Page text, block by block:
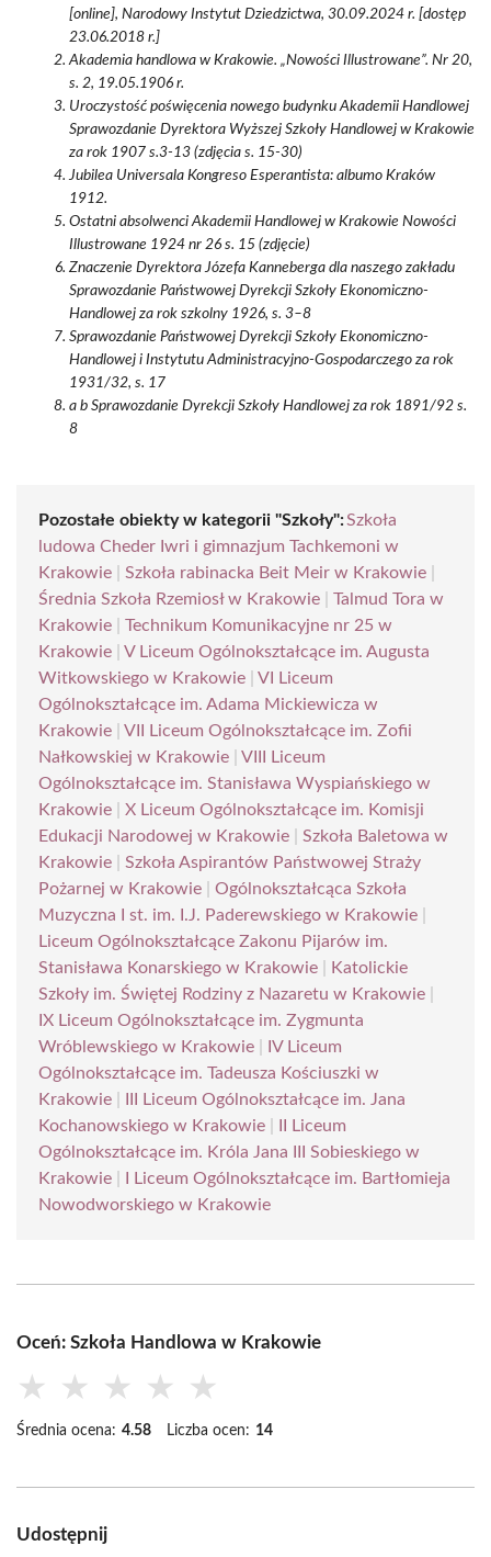
[online], Narodowy Instytut Dziedzictwa, 30.09.2024 r. [dostęp
23.06.2018 r.]
Akademia handlowa w Krakowie. „Nowości Illustrowane”. Nr 20,
s. 2, 19.05.1906 r.
Uroczystość poświęcenia nowego budynku Akademii Handlowej
Sprawozdanie Dyrektora Wyższej Szkoły Handlowej w Krakowie
za rok 1907 s.3-13 (zdjęcia s. 15-30)
Jubilea Universala Kongreso Esperantista: albumo Kraków
1912.
Ostatni absolwenci Akademii Handlowej w Krakowie Nowości
Illustrowane 1924 nr 26 s. 15 (zdjęcie)
Znaczenie Dyrektora Józefa Kanneberga dla naszego zakładu
Sprawozdanie Państwowej Dyrekcji Szkoły Ekonomiczno-
Handlowej za rok szkolny 1926, s. 3–8
Sprawozdanie Państwowej Dyrekcji Szkoły Ekonomiczno-
Handlowej i Instytutu Administracyjno-Gospodarczego za rok
1931/32, s. 17
a b Sprawozdanie Dyrekcji Szkoły Handlowej za rok 1891/92 s.
8
Pozostałe obiekty w kategorii "Szkoły":Szkoła
ludowa Cheder Iwri i gimnazjum Tachkemoni w
Krakowie
Szkoła rabinacka Beit Meir w Krakowie
Średnia Szkoła Rzemiosł w Krakowie
Talmud Tora w
Krakowie
Technikum Komunikacyjne nr 25 w
Krakowie
V Liceum Ogólnokształcące im. Augusta
Witkowskiego w Krakowie
VI Liceum
Ogólnokształcące im. Adama Mickiewicza w
Krakowie
VII Liceum Ogólnokształcące im. Zofii
Nałkowskiej w Krakowie
VIII Liceum
Ogólnokształcące im. Stanisława Wyspiańskiego w
Krakowie
X Liceum Ogólnokształcące im. Komisji
Edukacji Narodowej w Krakowie
Szkoła Baletowa w
Krakowie
Szkoła Aspirantów Państwowej Straży
Pożarnej w Krakowie
Ogólnokształcąca Szkoła
Muzyczna I st. im. I.J. Paderewskiego w Krakowie
Liceum Ogólnokształcące Zakonu Pijarów im.
Stanisława Konarskiego w Krakowie
Katolickie
Szkoły im. Świętej Rodziny z Nazaretu w Krakowie
IX Liceum Ogólnokształcące im. Zygmunta
Wróblewskiego w Krakowie
IV Liceum
Ogólnokształcące im. Tadeusza Kościuszki w
Krakowie
III Liceum Ogólnokształcące im. Jana
Kochanowskiego w Krakowie
II Liceum
Ogólnokształcące im. Króla Jana III Sobieskiego w
Krakowie
I Liceum Ogólnokształcące im. Bartłomieja
Nowodworskiego w Krakowie
Oceń: Szkoła Handlowa w Krakowie
★ ★ ★ ★ ★
Średnia ocena: 4.58 Liczba ocen: 14
Udostępnij